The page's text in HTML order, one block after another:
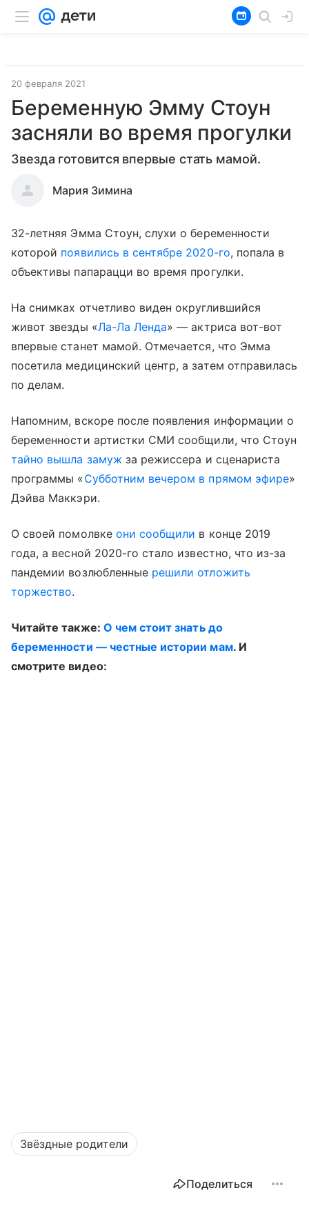
20 февраля 2021
Беременную Эмму Стоун
засняли во время прогулки
Звезда готовится впервые стать мамой.
Мария Зимина
32-летняя Эмма Стоун, слухи о беременности
которой появились в сентябре 2020-го, попала в
объективы папарацци во время прогулки.
На снимках отчетливо виден округлившийся
живот звезды «Ла-Ла Ленда» — актриса вот-вот
впервые станет мамой. Отмечается, что Эмма
посетила медицинский центр, а затем отправилась
по делам.
Напомним, вскоре после появления информации о
беременности артистки СМИ сообщили, что Стоун
тайно вышла замужза режиссера и сценариста
программы «Субботним вечером в прямом эфире»
Дэйва Маккэри.
О своей помолвке они сообщили в конце 2019
года, а весной 2020-го стало известно, что из-за
пандемии возлюбленные решили отложить
торжество.
Читайте также: О чем стоит знать до
беременности — честные истории мам. И
смотрите видео:
Звёздные родители
Поделиться